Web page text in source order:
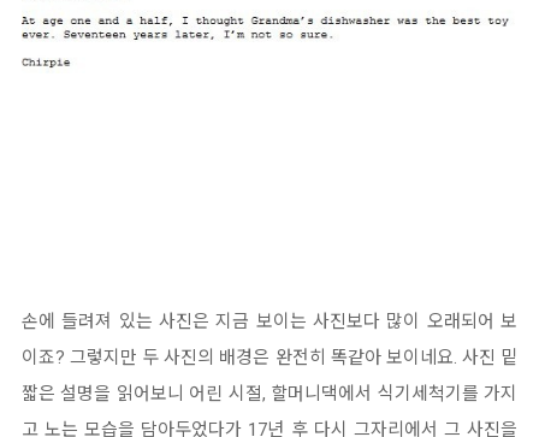
손에 들려져 있는 사진은 지금 보이는 사진보다 많이 오래되어 보
이죠? 그렇지만 두 사진의 배경은 완전히 똑같아 보이네요. 사진 밑
짧은 설명을 읽어보니 어린 시절, 할머니댁에서 식기세척기를 가지
고 노는 모습을 담아두었다가 17년 후 다시 그자리에서 그 사진을